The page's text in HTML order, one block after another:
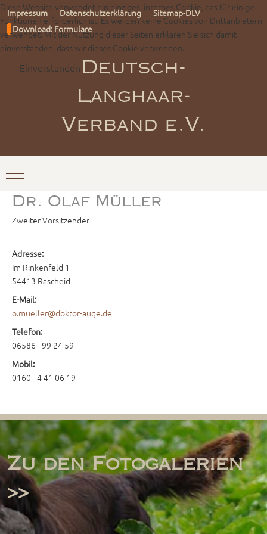
Impressum Datenschutzerklärung
Sitemap-DLV
Download: Formulare
Deutsch-
Langhaar-
Verband e.V.
Mobile Menu Toggle
Dr. Olaf Müller
Zweiter Vorsitzender
Adresse:
Im Rinkenfeld 1
54413 Rascheid
E-Mail:
o.mueller@doktor-auge.de
Telefon:
06586 - 99 24 59
Mobil:
0160 - 4 41 06 19
Zu den Fotogalerien
>>
Diese Website verwendet ein einziges, internes Cookie, das für einige
Funktionen erforderlich ist. Es werden keine Cookies von Drittanbietern
verwendet. Mit der Nutzung dieser Seiten erklären Sie sich damit
einverstanden, dass wir dieses Cookie verwenden.
Einverstanden